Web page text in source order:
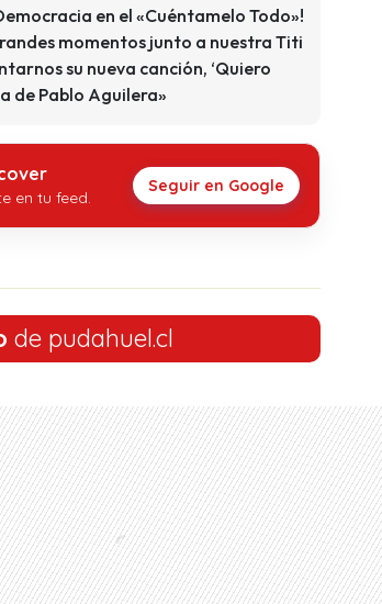
en el «Cuéntamelo Todo»!
momentos junto a nuestra Titi
su nueva canción, ‘Quiero
de Pablo Aguilera»
en tu feed.
Seguir en Google
de pudahuel.cl